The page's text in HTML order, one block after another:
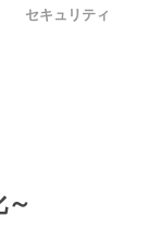
セキュリティ